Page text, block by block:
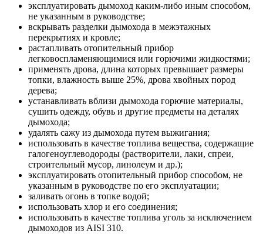
эксплуатировать дымоход каким-либо иным способом,
не указанным в руководстве;
вскрывать разделки дымохода в межэтажных
перекрытиях и кровле;
растапливать отопительный прибор
легковоспламеняющимися или горючими жидкостями;
применять дрова, длина которых превышает размеры
топки, влажность выше 25%, дрова хвойных пород
дерева;
устанавливать вблизи дымохода горючие материалы,
сушить одежду, обувь и другие предметы на деталях
дымохода;
удалять сажу из дымохода путем выжигания;
использовать в качестве топлива вещества, содержащие
галогеноуглеводороды (растворители, лаки, спреи,
строительный мусор, линолеум и др.);
эксплуатировать отопительный прибор способом, не
указанным в руководстве по его эксплуатации;
заливать огонь в топке водой;
использовать хлор и его соединения;
использовать в качестве топлива уголь за исключением
дымоходов из AISI 310.